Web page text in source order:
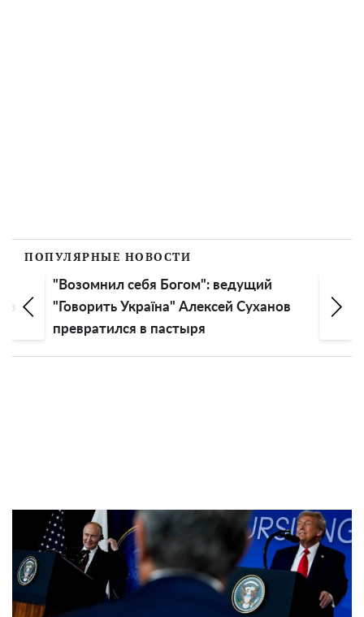
ПОПУЛЯРНЫЕ НОВОСТИ
"Возомнил себя Богом": ведущий
"Говорить Україна" Алексей Суханов
превратился в пастыря